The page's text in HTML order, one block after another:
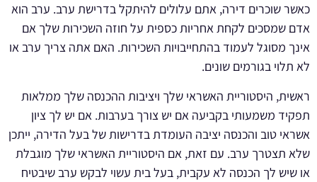
כאשר שוכרים דירה, אתם עלולים להיתקל בדרישת ערב. ערב הוא
אדם שמסכים לקחת אחריות כספית על חוזה השכירות שלך אם
אינך מסוגל לעמוד בהתחייבויות השכירות. האם אתה צריך ערב או
לא תלוי בגורמים שונים.
ראשית, היסטוריית האשראי שלך ויציבות ההכנסה שלך ממלאות
תפקיד משמעותי בקביעה אם יש צורך בערבות. אם יש לך ציון
אשראי טוב והכנסה יציבה העומדת בדרישות של בעל הדירה, ייתכן
שלא תצטרך ערב. עם זאת, אם היסטוריית האשראי שלך מוגבלת
או שיש לך הכנסה לא עקבית, בעל בית עשוי לבקש ערב שיבטיח